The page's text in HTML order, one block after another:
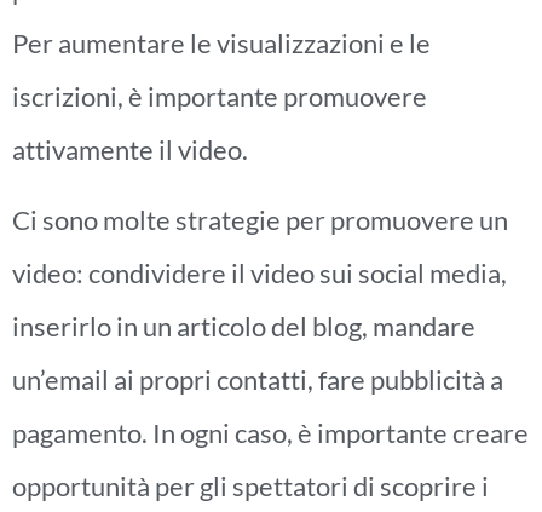
Per aumentare le visualizzazioni e le
iscrizioni, è importante promuovere
attivamente il video.
Ci sono molte strategie per promuovere un
video: condividere il video sui social media,
inserirlo in un articolo del blog, mandare
un’email ai propri contatti, fare pubblicità a
pagamento. In ogni caso, è importante creare
opportunità per gli spettatori di scoprire i